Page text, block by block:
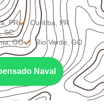
PR
Curitiba, PR
SC
GO
Rio Verde, GO
Naval